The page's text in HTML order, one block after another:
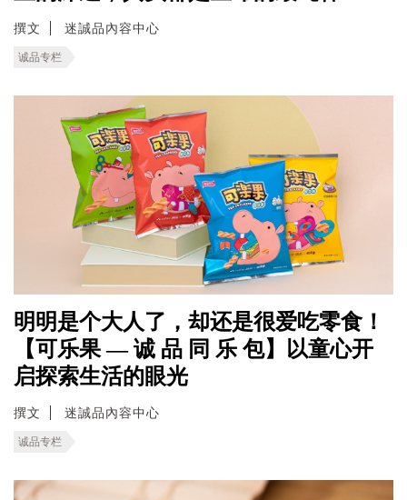
撰文 迷誠品內容中心
诚品专栏
明明是个大人了，却还是很爱吃零食！
【可乐果 — 诚 品 同 乐 包】以童心开
启探索生活的眼光
撰文 迷誠品內容中心
诚品专栏